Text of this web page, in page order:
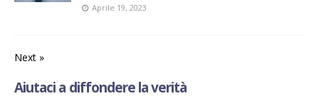
Aprile 19, 2023
Next »
Aiutaci a diffondere la verità